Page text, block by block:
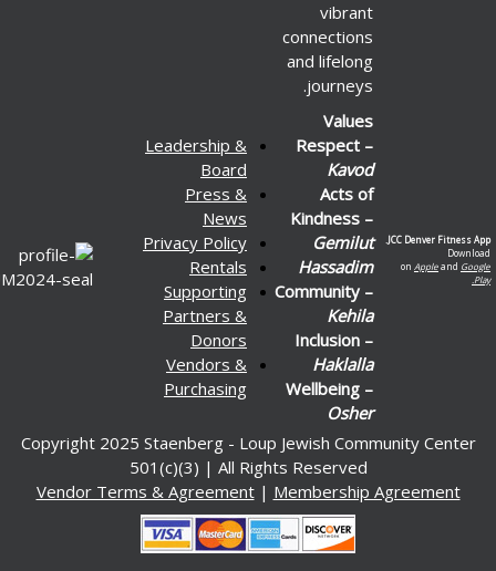
connections
and lifelong
JCC
on
Kindness –
Gemilut
Hassadim
Community –
Wellbeing –
Leadership &
Press &
News
Privacy Policy
Rentals
Supporting
Partners &
Donors
Vendors &
Purchasing
Copyright 2025 Staenberg - Loup Jewish
501(c)(3) | All Rights Reserved
Vendor Terms & Agreement|Membership